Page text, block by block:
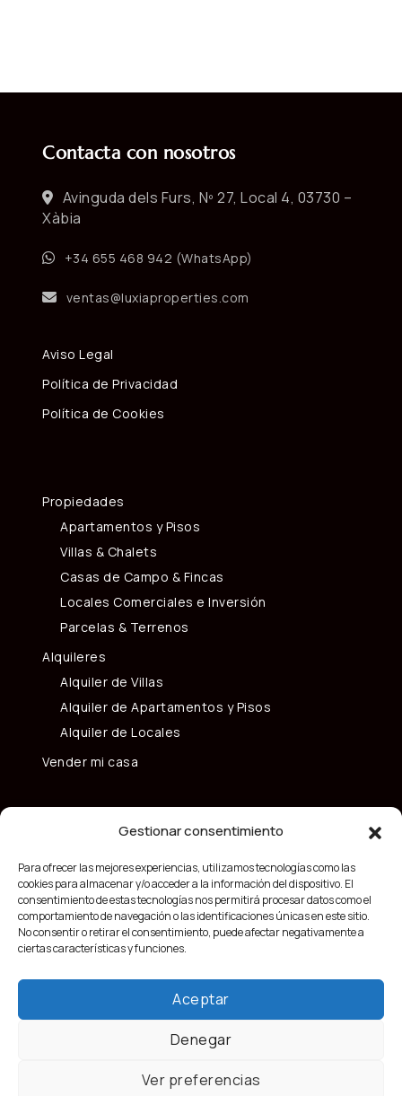
Gestionar consentimiento
Para ofrecer las mejores experiencias, utilizamos tecnologías como las
cookies para almacenar y/o acceder a la información del dispositivo. El
consentimiento de estas tecnologías nos permitirá procesar datos como el
comportamiento de navegación o las identificaciones únicas en este sitio.
No consentir o retirar el consentimiento, puede afectar negativamente a
ciertas características y funciones.
Aceptar
Denegar
Ver preferencias
Contacta con nosotros
Avinguda dels Furs, Nº 27, Local 4, 03730 –
Xàbia
+34 655 468 942 (WhatsApp)
ventas@luxiaproperties.com
Aviso Legal
Política de Privacidad
Política de Cookies
Propiedades
Apartamentos y Pisos
Villas & Chalets
Casas de Campo & Fincas
Locales Comerciales e Inversión
Parcelas & Terrenos
Alquileres
Alquiler de Villas
Alquiler de Apartamentos y Pisos
Alquiler de Locales
Vender mi casa